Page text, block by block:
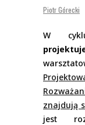
Piotr Górecki
W
znajdują
jest